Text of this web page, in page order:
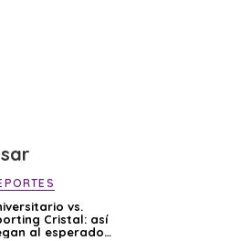
vs.
Cristal: así
al esperado